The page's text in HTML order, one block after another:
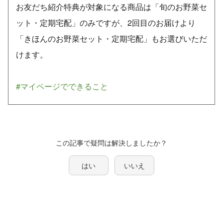
お友だち紹介特典が対象になる商品は「旬のお野菜セ
ット・定期宅配」のみですが、2回目のお届けより
「きほんのお野菜セット・定期宅配」もお選びいただ
けます。
#マイページでできること
この記事で疑問は解決しましたか？
はい いいえ